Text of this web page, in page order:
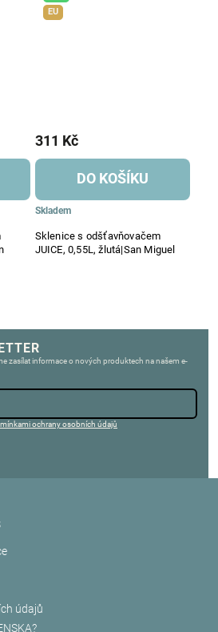
EU
Sklenice s odšťavňovačem
JUICE, 0,55L, žlutá|San Miguel
Skladem
311 Kč
DO KOŠÍKU
zasílat informace o nových produktech na našem e-
ochrany osobních údajů
údajů